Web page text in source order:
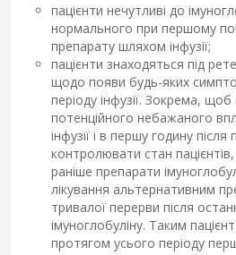
пацієнти нечутливі до
нормального при першому
препарату шляхом інфузії;
пацієнти знаходяться під
щодо появи будь-яких
періоду інфузії. Зокрема,
потенційного небажаного
інфузії і в першу годину після
контролювати стан
раніше препарати
лікування альтернативним
тривалої перерви після
імуноглобуліну. Таким
протягом усього періоду